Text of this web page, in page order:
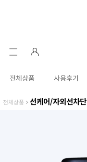
전체상품 사용후기
전체상품 > 선케어/자외선차단